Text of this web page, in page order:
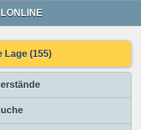
Lage (155)